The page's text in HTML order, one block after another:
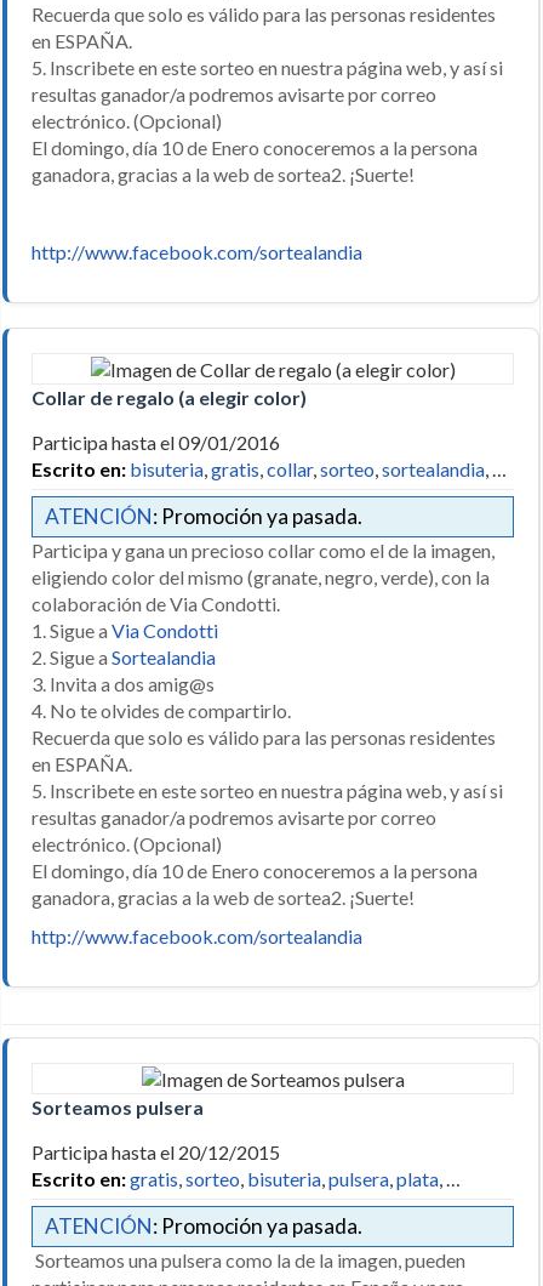
Recuerda que solo es válido para las personas residentes
en ESPAÑA.
5. Inscribete en este sorteo en nuestra página web, y así si
resultas ganador/a podremos avisarte por correo
electrónico. (Opcional)
El domingo, día 10 de Enero conoceremos a la persona
ganadora, gracias a la web de sortea2. ¡Suerte!
http://www.facebook.com/sortealandia
Collar de regalo (a elegir color)
Participa hasta el 09/01/2016
Escrito en: bisuteria gratis collar, sorteo sortealandia
ATENCIÓN: Promoción ya pasada.
Participa y gana un precioso collar como el de la imagen,
eligiendo color del mismo (granate, negro, verde), con la
colaboración de Via Condotti.
1. Sigue a Via Condotti
2. Sigue a Sortealandia
3. Invita a dos amig@s
4. No te olvides de compartirlo.
Recuerda que solo es válido para las personas residentes
en ESPAÑA.
5. Inscribete en este sorteo en nuestra página web, y así si
resultas ganador/a podremos avisarte por correo
electrónico. (Opcional)
El domingo, día 10 de Enero conoceremos a la persona
ganadora, gracias a la web de sortea2. ¡Suerte!
http://www.facebook.com/sortealandia
Sorteamos pulsera
Participa hasta el 20/12/2015
Escrito en:gratis sorteo bisuteria pulsera plata
ATENCIÓN: Promoción ya pasada.
Sorteamos una pulsera como la de la imagen, pueden